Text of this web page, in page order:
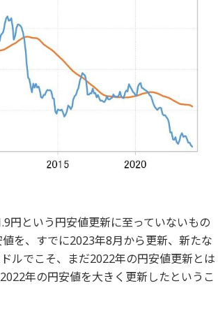
円という円安値更新に至っていないもの
を、すでに2023年8月から更新、新たな
ルでこそ、まだ2022年の円安値更新とは
年の円安値を大きく更新したというこ